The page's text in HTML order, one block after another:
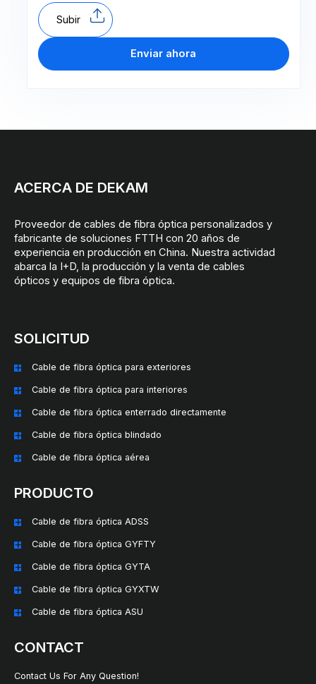
Subir
Enviar ahora
ACERCA DE DEKAM
Proveedor de cables de fibra óptica personalizados y
fabricante de soluciones FTTH con 20 años de
experiencia en producción en China. Nuestra actividad
abarca la I+D, la producción y la venta de cables
ópticos y equipos de fibra óptica.
SOLICITUD
Cable de fibra óptica para exteriores
Cable de fibra óptica para interiores
Cable de fibra óptica enterrado directamente
Cable de fibra óptica blindado
Cable de fibra óptica aérea
PRODUCTO
Cable de fibra óptica ADSS
Cable de fibra óptica GYFTY
Cable de fibra óptica GYTA
Cable de fibra óptica GYXTW
Cable de fibra óptica ASU
CONTACT
Contact Us For Any Question!